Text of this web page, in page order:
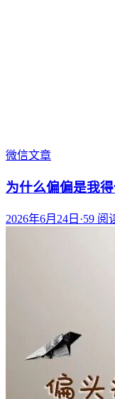
微信文章
为什么偏偏是我得
2026年6月24日 ·59 阅